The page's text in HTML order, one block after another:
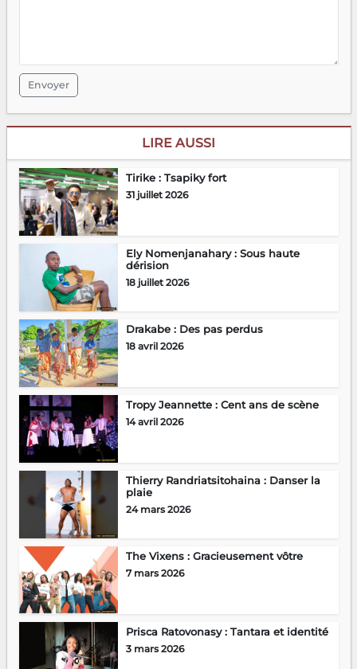
Envoyer
LIRE AUSSI
Tirike : Tsapiky fort
31 juillet 2026
Ely Nomenjanahary : Sous haute
dérision
18 juillet 2026
Drakabe : Des pas perdus
18 avril 2026
Tropy Jeannette : Cent ans de scène
14 avril 2026
Thierry Randriatsitohaina : Danser la
plaie
24 mars 2026
The Vixens : Gracieusement vôtre
7 mars 2026
Prisca Ratovonasy : Tantara et identité
3 mars 2026